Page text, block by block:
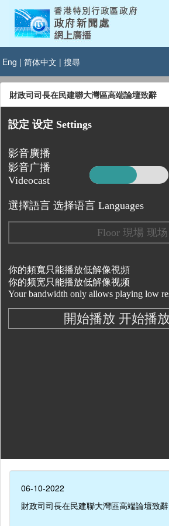
Eng | 简体中文 | 搜尋
財政司司長在民建聯大灣區高端論壇致辭
06-10-2022
財政司司長在民建聯大灣區高端論壇致辭